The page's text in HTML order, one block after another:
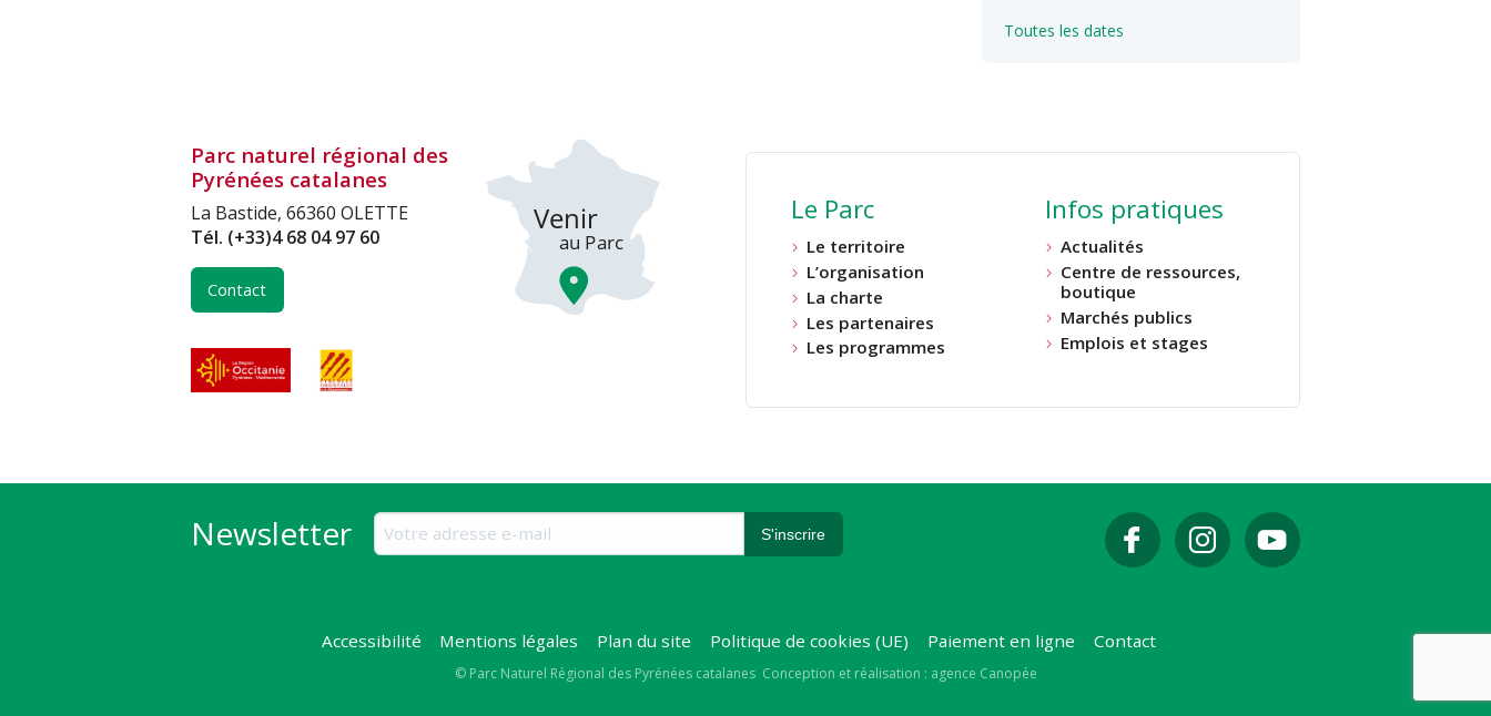
Toutes les dates
Parc naturel régional des
Pyrénées catalanes
La Bastide, 66360 OLETTE
Tél. (+33)4 68 04 97 60
Contact
Le Parc
Le territoire
L’organisation
La charte
Les partenaires
Les programmes
Infos pratiques
Actualités
Centre de ressources,
boutique
Marchés publics
Emplois et stages
Newsletter
Accessibilité Mentions légales Plan du site Politique de cookies (UE) Paiement en ligne Contact
Copyright
© Parc Naturel Régional des Pyrénées catalanes Conception et réalisation : agence Canopée